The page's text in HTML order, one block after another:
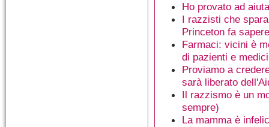
Ho provato ad
I razzisti che
Princeton fa
Farmaci: vicini è
di pazienti e medici
Proviamo a
sarà liberato
Il razzismo è un
sempre)
La mamma è